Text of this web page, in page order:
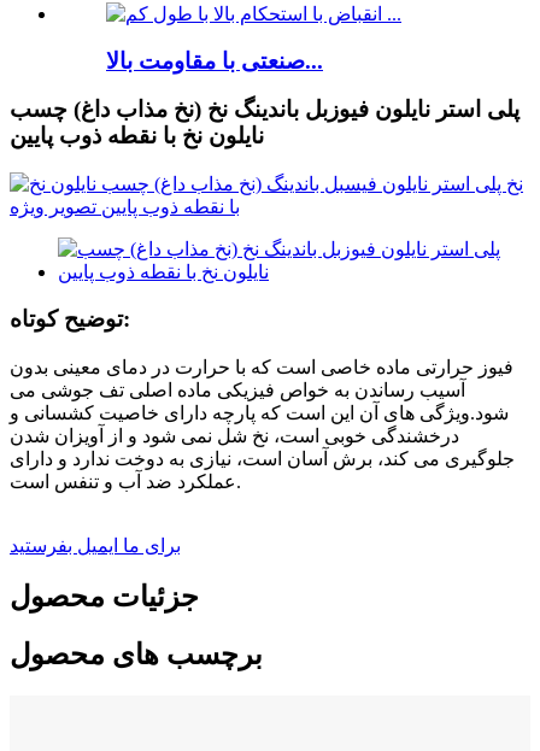
صنعتی با مقاومت بالا...
پلی استر نایلون فیوزبل باندینگ نخ (نخ مذاب داغ) چسب
نایلون نخ با نقطه ذوب پایین
توضیح کوتاه:
فیوز حرارتی ماده خاصی است که با حرارت در دمای معینی بدون
آسیب رساندن به خواص فیزیکی ماده اصلی تف جوشی می
شود.ویژگی های آن این است که پارچه دارای خاصیت کشسانی و
درخشندگی خوبی است، نخ شل نمی شود و از آویزان شدن
جلوگیری می کند، برش آسان است، نیازی به دوخت ندارد و دارای
عملکرد ضد آب و تنفس است.
برای ما ایمیل بفرستید
جزئیات محصول
برچسب های محصول